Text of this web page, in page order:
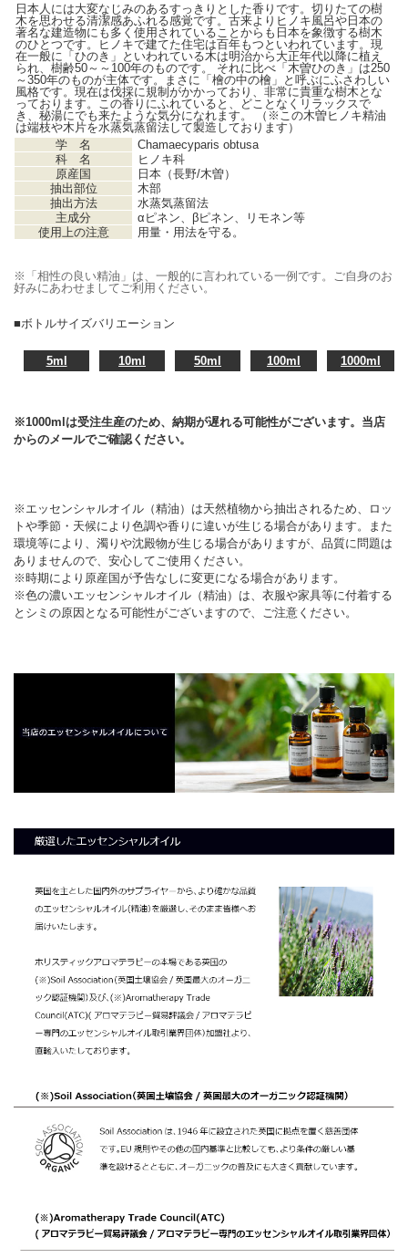
日本人には大変なじみのあるすっきりとした香りです。切りたての樹
木を思わせる清潔感あふれる感覚です。古来よりヒノキ風呂や日本の
著名な建造物にも多く使用されていることからも日本を象徴する樹木
のひとつです。ヒノキで建てた住宅は百年もつといわれています。現
在一般に「ひのき」といわれている木は明治から大正年代以降に植え
られ、樹齢50～～100年のものです。 それに比べ「木曽ひのき」は250
～350年のものが主体です。まさに「檜の中の檜」と呼ぶにふさわしい
風格です。現在は伐採に規制がかかっており、非常に貴重な樹木とな
っております。この香りにふれていると、どことなくリラックスで
き、秘湯にでも来たような気分になれます。 （※この木曽ヒノキ精油
は端枝や木片を水蒸気蒸留法して製造しております）
学 名
Chamaecyparis obtusa
科 名
ヒノキ科
原産国
日本（長野/木曽）
抽出部位
木部
抽出方法
水蒸気蒸留法
主成分
αピネン、βピネン、リモネン等
使用上の注意
用量・用法を守る。
※「相性の良い精油」は、一般的に言われている一例です。ご自身のお
好みにあわせましてご利用ください。
■ボトルサイズバリエーション
5ml 10ml 50ml 100ml 1000ml
※1000mlは受注生産のため、納期が遅れる可能性がございます。当店
からのメールでご確認ください。
※エッセンシャルオイル（精油）は天然植物から抽出されるため、ロッ
トや季節・天候により色調や香りに違いが生じる場合があります。また
環境等により、濁りや沈殿物が生じる場合がありますが、品質に問題は
ありませんので、安心してご使用ください。
※時期により原産国が予告なしに変更になる場合があります。
※色の濃いエッセンシャルオイル（精油）は、衣服や家具等に付着する
とシミの原因となる可能性がございますので、ご注意ください。